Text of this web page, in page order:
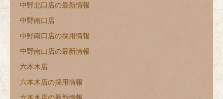
中野北口店の最新情報
中野南口店
中野南口店の採用情報
中野南口店の最新情報
六本木店
六本木店の採用情報